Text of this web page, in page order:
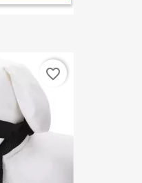
favorite_border